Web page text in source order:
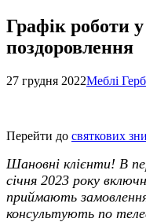
Графік роботи
поздоровлення
27 грудня 2022Меблі
Перейти до святкових
Шановні клієнти! В
січня 2023 року
приймають
консультують по